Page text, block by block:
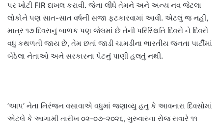
પર ખોટી FIR દાખલ કરાવી. જેના લીધે તેમને અને અન્ય નવ જેટલા
લોકોને પણ સાત-સાત વર્ષની સજા ફટકારવામાં આવી. એટલું જ નહીં,
માત્ર ૧૭ દિવસનું બાળક પણ જેલમાં છે તેની પરિસ્થિતિ દિવસે ને દિવસે
વધુ કથળતી જાય છે, તેમ છતાં જાડી ચામડીના ભારતીય જનતા પાર્ટીમાં
બેઠેલા નેતાઓ અને સરકારના પેટનું પાણી હલતું નથી.
’આપ’ નેતા નિરંજન વસાવાએ વધુમાં જણાવ્યુ હતુ કે આવનારા દિવસોમાં
એટલે કે આગામી તારીખ ૦૨-૦૭-૨૦૨૬, ગુરુવારના રોજ સવારે ૧૧